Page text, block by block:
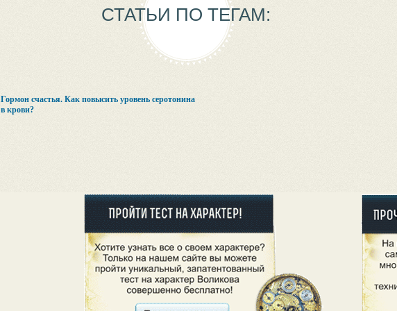
СТАТЬИ ПО ТЕГАМ:
Гормон счастья. Как повысить уровень серотонина
в крови?